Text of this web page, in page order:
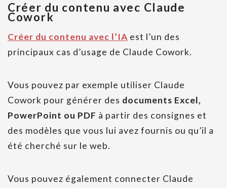
Créer du contenu avec Claude
Cowork
Créer du contenu avec l’IA est l’un des
principaux cas d’usage de Claude Cowork.
Vous pouvez par exemple utiliser Claude
Cowork pour générer des documents Excel,
PowerPoint ou PDF à partir des consignes et
des modèles que vous lui avez fournis ou qu’il a
été cherché sur le web.
Vous pouvez également connecter Claude